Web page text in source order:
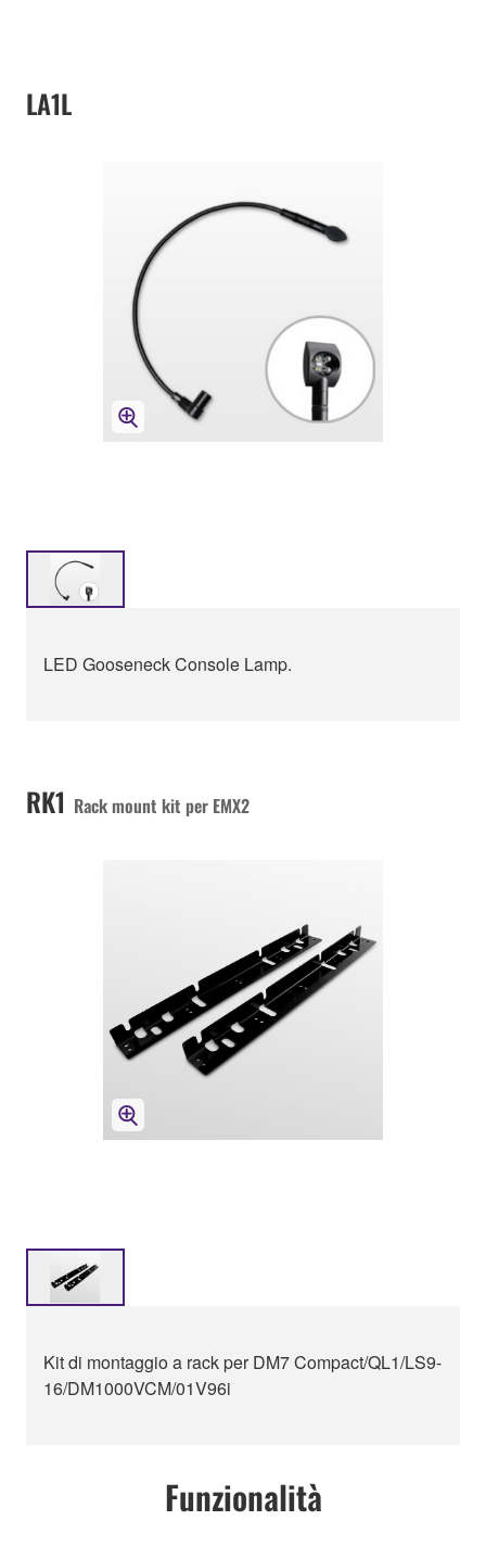
LA1L
LED Gooseneck Console Lamp.
RK1 Rack mount kit per EMX2
Kit di montaggio a rack per DM7 Compact/QL1/LS9-
16/DM1000VCM/01V96i
Funzionalità